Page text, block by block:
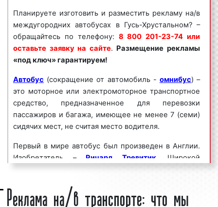
обращайтесь по телефону:
8 800 201-23-74
или оставьте заявку на сайте.
Размещение
рекламы на/в междугородних автобусах «под
Реклама на/в междугородних автобусах
пользуется
большим спросом
среди
объясняется целым рядом факторов:
высокая частота контактов;
массовый охват аудитории;
большое количество маршрутов;
разнообразие рекламных форматов;
аудиторию;
низкие цены и регулярные скидки.
Планируете изготовить и разместить рекламу на/в
междугородних автобусах в Гусь-Хрустальном? –
обращайтесь по телефону: 8 800 201-23-74 или
оставьте заявку на сайте. Размещение рекламы
«под ключ» гарантируем!
Автобус (сокращение от автомобиль - омнибус) –
это моторное или электромоторное транспортное
средство, предназначенное для перевозки
пассажиров и багажа, имеющее не менее 7 (семи)
сидячих мест, не считая место водителя.
Первый в мире автобус был произведен в Англии.
Изобретатель – Ричард Тревитик. Широкой
публике автобус был представлен 24 декабря 1881
вмешавшая 8 пассажиров. В настоящее время
изготовление автобусов поставлено на поток.
Реклама на/в транспорте: что мы